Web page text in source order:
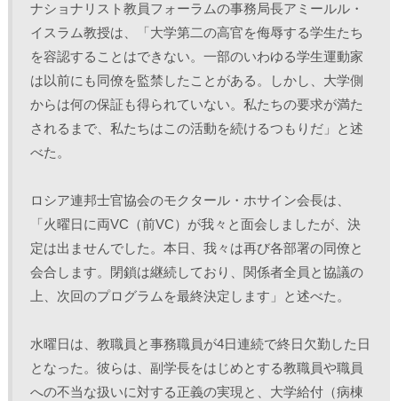
ナショナリスト教員フォーラムの事務局長アミールル・
イスラム教授は、「大学第二の高官を侮辱する学生たち
を容認することはできない。一部のいわゆる学生運動家
は以前にも同僚を監禁したことがある。しかし、大学側
からは何の保証も得られていない。私たちの要求が満た
されるまで、私たちはこの活動を続けるつもりだ」と述
べた。
ロシア連邦士官協会のモクタール・ホサイン会長は、
「火曜日に両VC（前VC）が我々と面会しましたが、決
定は出ませんでした。本日、我々は再び各部署の同僚と
会合します。閉鎖は継続しており、関係者全員と協議の
上、次回のプログラムを最終決定します」と述べた。
水曜日は、教職員と事務職員が4日連続で終日欠勤した日
となった。彼らは、副学長をはじめとする教職員や職員
への不当な扱いに対する正義の実現と、大学給付（病棟